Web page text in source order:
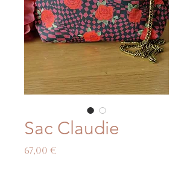
Sac Claudie
67,00 €